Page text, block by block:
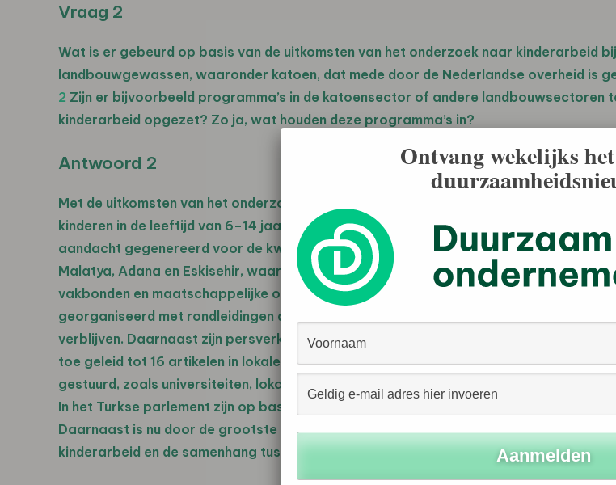
Vraag 2
Wat is er gebeurd op basis van de uitkomsten van het onderzoek naar kinderarbeid
landbouwgewassen, waaronder katoen, dat mede door de Nederlandse overheid is
2 Zijn er bijvoorbeeld programma’s in de katoensector of andere landbouwsectoren
kinderarbeid opgezet? Zo ja, wat houden deze programma’s in?
Antwoord 2
Met de uitkomsten van het onderzoek naar seizoensgebonden
kinderen in de leeftijd van 6–14 jaar zijn beleidsaanbevelingen geformuleerd. Er is
aandacht gegenereerd voor de kwestie. Er is een vervolgproject met drie regionale
Malatya, Adana en Eskisehir, waarbij belangrijke actoren uit het Turkse bedrijfsleven,
vakbonden en maatschappelijke organisaties aanwezig zijn. Voor de deelnemers zijn
georganiseerd met rondleidingen door tentenkampen waar de seizoenarbeiders en
verblijven. Daarnaast zijn persverklaringen verspreid onder ongeveer 180
toe geleid tot 16 artikelen in lokale en nationale media. Ook zijn de rapporten naar
gestuurd, zoals universiteiten, lokale overheden, advocatenorganisaties en Kamers
In het Turkse parlement zijn op basis van de onderzoeken vragen gesteld aan de
Daarnaast is nu door de grootste oppositiepartij (CHP) een parlementair
kinderarbeid en de samenhang tussen de smokkel en handel in kinderen en kinderarbeid.
Ontvang wekelijks